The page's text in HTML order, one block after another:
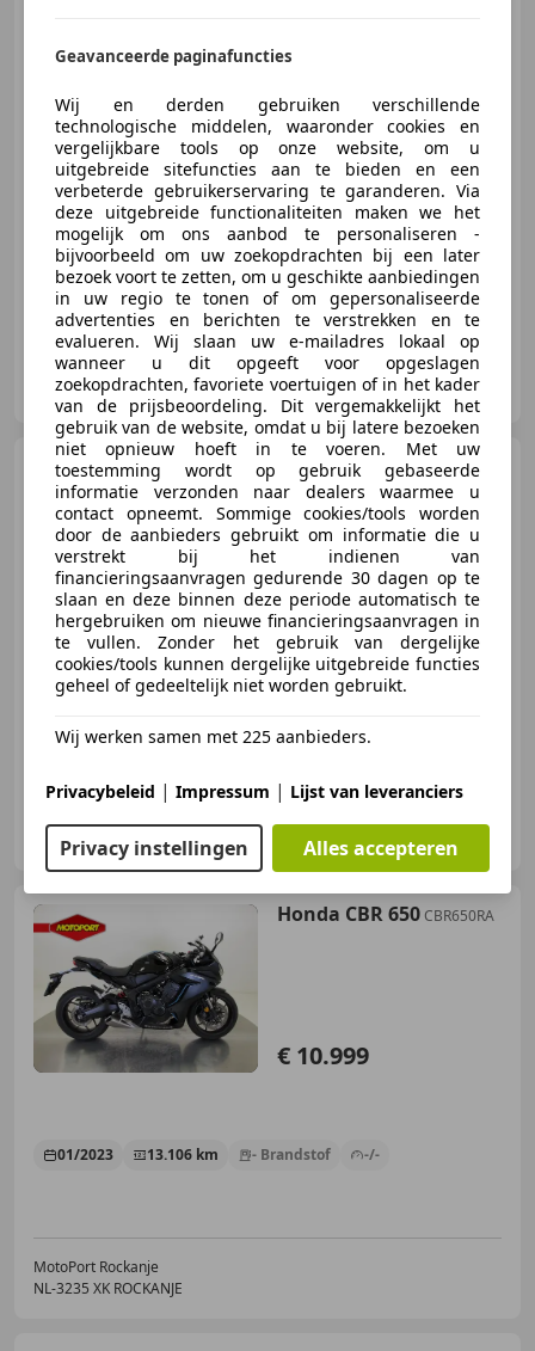
€ 9.999
01/2019 14.586 km Benzine 70 kW (95 PK)
Beekman Motoren
NL-7434 PB Lettele
Honda CBR 650 R
€ 10.790
NL-7971 PA HAVELTE
Honda CBR 650CBR650RA
€ 10.999
01/2023 13.106 km - Brandstof -/-
MotoPort Rockanje
NL-3235 XK ROCKANJE
Geavanceerde paginafuncties
Wij en derden gebruiken verschillende
technologische middelen, waaronder cookies en
vergelijkbare tools op onze website, om u
uitgebreide sitefuncties aan te bieden en een
verbeterde gebruikerservaring te garanderen. Via
deze uitgebreide functionaliteiten maken we het
mogelijk om ons aanbod te personaliseren -
bijvoorbeeld om uw zoekopdrachten bij een later
bezoek voort te zetten, om u geschikte aanbiedingen
in uw regio te tonen of om gepersonaliseerde
advertenties en berichten te verstrekken en te
evalueren. Wij slaan uw e-mailadres lokaal op
wanneer u dit opgeeft voor opgeslagen
zoekopdrachten, favoriete voertuigen of in het kader
van de prijsbeoordeling. Dit vergemakkelijkt het
gebruik van de website, omdat u bij latere bezoeken
niet opnieuw hoeft in te voeren. Met uw
toestemming wordt op gebruik gebaseerde
informatie verzonden naar dealers waarmee u
contact opneemt. Sommige cookies/tools worden
door de aanbieders gebruikt om informatie die u
verstrekt bij het indienen van
financieringsaanvragen gedurende 30 dagen op te
slaan en deze binnen deze periode automatisch te
hergebruiken om nieuwe financieringsaanvragen in
te vullen. Zonder het gebruik van dergelijke
cookies/tools kunnen dergelijke uitgebreide functies
geheel of gedeeltelijk niet worden gebruikt.
Wij werken samen met 225 aanbieders.
Privacybeleid | Impressum | Lijst van leveranciers
Privacy instellingen Alles accepteren